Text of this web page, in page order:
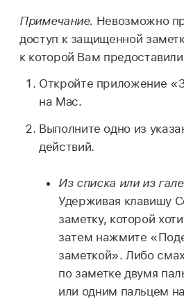
Примечание. Невозможно
доступ к защищенной
к которой Вам
Откройте приложение
на Mac.
Выполните одно из
действий.
Из списка или из
Удерживая клавишу
заметку, которой
затем нажмите
заметкой». Либо
по заметке двумя
или одним пальцем